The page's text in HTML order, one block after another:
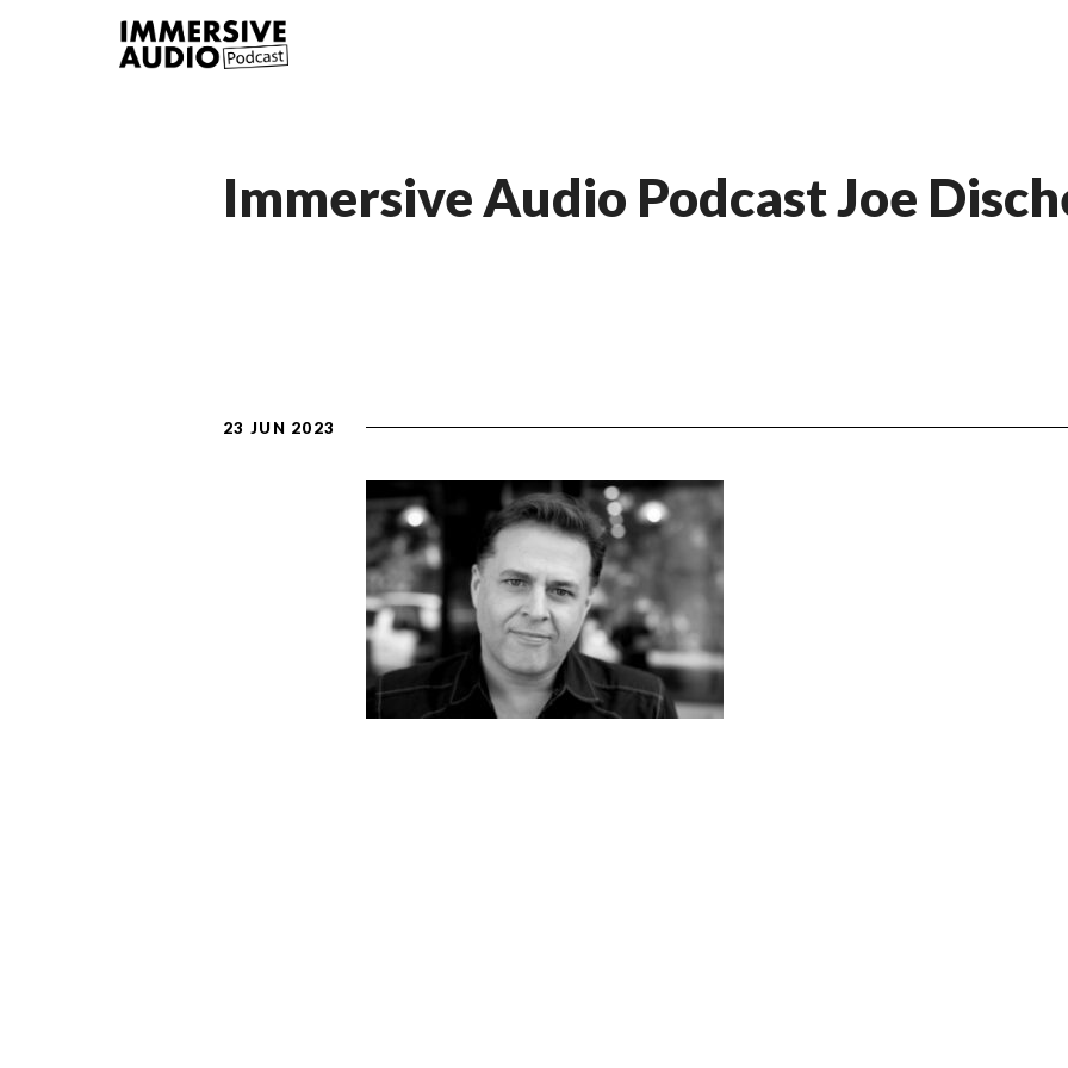
Immersive Audio Podcast Joe
23 JUN 2023